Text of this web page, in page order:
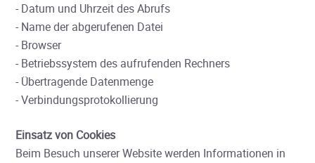
- Datum und Uhrzeit des Abrufs
- Name der abgerufenen Datei
- Browser
- Betriebssystem des aufrufenden Rechners
- Übertragende Datenmenge
- Verbindungsprotokollierung
Einsatz von Cookies
Beim Besuch unserer Website werden Informationen in